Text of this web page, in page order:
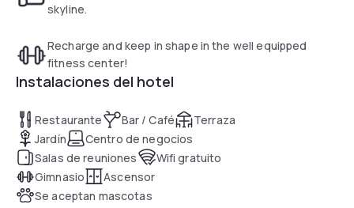
skyline.
Recharge and keep in shape in the well equipped
fitness center!
Instalaciones del hotel
Restaurante Bar / Café
Terraza
Jardín
Centro de negocios
Salas de reuniones
Wifi gratuito
Gimnasio
Ascensor
Se aceptan mascotas